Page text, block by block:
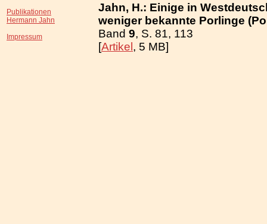
Publikationen
Hermann Jahn
Impressum
Jahn, H.: Einige in
weniger bekannte Porlinge
Band 9, S. 81, 113
[Artikel , 5 MB]